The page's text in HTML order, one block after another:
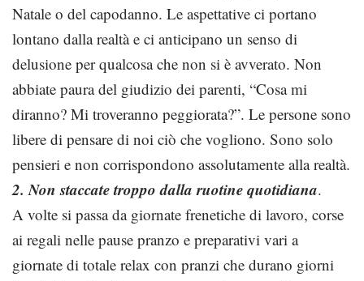
Natale o del capodanno. Le aspettative ci portano
lontano dalla realtà e ci anticipano un senso di
delusione per qualcosa che non si è avverato. Non
abbiate paura del giudizio dei parenti, “Cosa mi
diranno? Mi troveranno peggiorata?”. Le persone sono
libere di pensare di noi ciò che vogliono. Sono solo
pensieri e non corrispondono assolutamente alla realtà.
2. Non staccate troppo dalla ruotine quotidiana.
A volte si passa da giornate frenetiche di lavoro, corse
ai regali nelle pause pranzo e preparativi vari a
giornate di totale relax con pranzi che durano giorni